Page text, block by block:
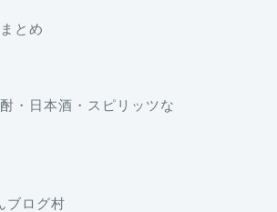
とめ
・日本酒・スピリッツな
ブログ村